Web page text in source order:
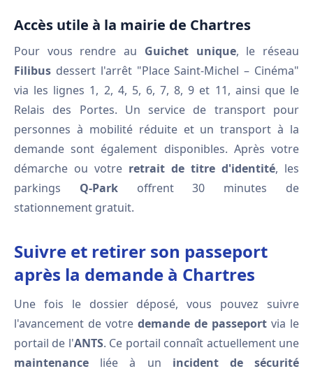
Accès utile à la mairie de Chartres
Pour vous rendre au Guichet unique, le réseau
Filibus dessert l'arrêt "Place Saint-Michel – Cinéma"
via les lignes 1, 2, 4, 5, 6, 7, 8, 9 et 11, ainsi que le
Relais des Portes. Un service de transport pour
personnes à mobilité réduite et un transport à la
demande sont également disponibles. Après votre
démarche ou votre retrait de titre d'identité, les
parkings Q-Parkoffrent 30 minutes de
stationnement gratuit.
Suivre et retirer son passeport
après la demande à Chartres
Une fois le dossier déposé, vous pouvez suivre
l'avancement de votre demande de passeport via le
portail de l'ANTS. Ce portail connaît actuellement une
maintenance liée à un incident de sécurité